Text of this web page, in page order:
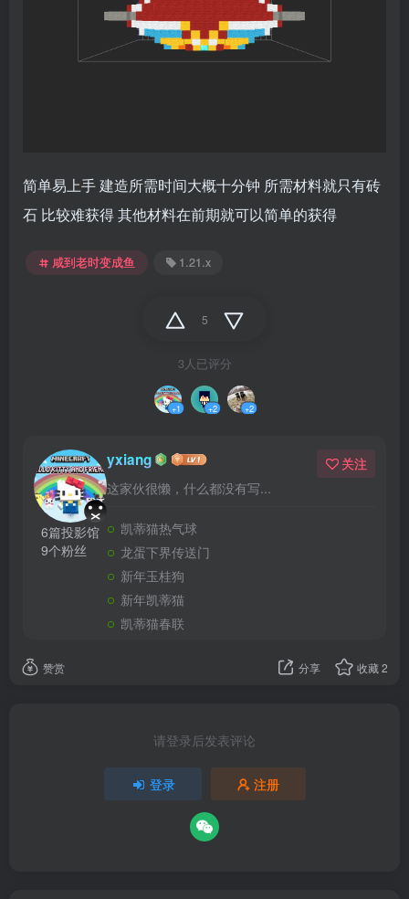
简单易上手 建造所需时间大概十分钟 所需材料就只有砖
石 比较难获得 其他材料在前期就可以简单的获得
咸到老时变成鱼 1.21.x
5
3人已评分
+1 +2 +2
6篇投影馆
9个粉丝
yxiang
这家伙很懒，什么都没有写...
关注
凯蒂猫热气球
龙蛋下界传送门
新年玉桂狗
新年凯蒂猫
凯蒂猫春联
赞赏 分享 收藏2
请登录后发表评论
登录 注册